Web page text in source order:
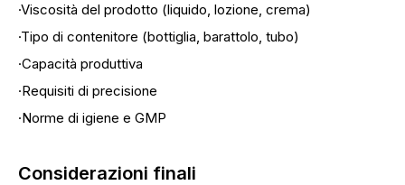
·Viscosità del prodotto (liquido, lozione, crema)
·Tipo di contenitore (bottiglia, barattolo, tubo)
·Capacità produttiva
·Requisiti di precisione
·Norme di igiene e GMP
Considerazioni finali